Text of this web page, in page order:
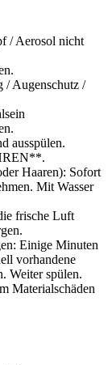
/ Aerosol nicht
/ Augenschutz /
ausspülen.
Haaren): Sofort
Mit Wasser
frische Luft
Einige Minuten
vorhandene
Weiter spülen.
Materialschäden